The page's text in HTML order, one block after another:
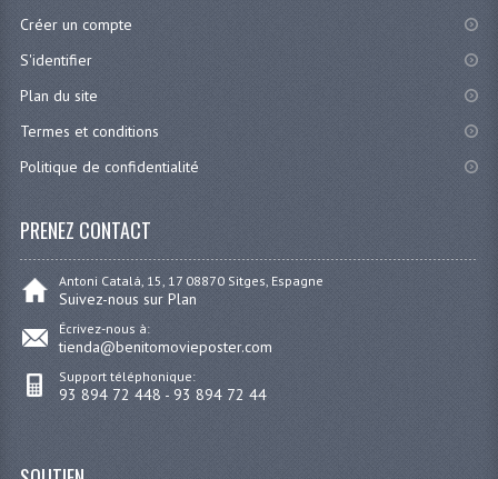
Créer un compte
S'identifier
Plan du site
Termes et conditions
Politique de confidentialité
PRENEZ CONTACT
Antoni Catalá, 15, 17 08870 Sitges, Espagne
Suivez-nous sur Plan
Écrivez-nous à:
tienda@benitomovieposter.com
Support téléphonique:
93 894 72 448 - 93 894 72 44